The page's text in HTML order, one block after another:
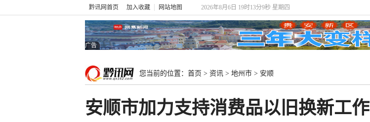
黔讯网首页 加入收藏 网站地图 2026年8月6日 19时13分9秒 星期四
广告
您当前的位置： 首页 > 资讯 > 地州市 > 安顺
安顺市加力支持消费品以旧换新工作